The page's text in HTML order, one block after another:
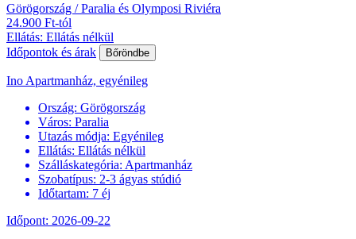
Görögország / Paralia és Olymposi Riviéra
24.900 Ft-tól
Ellátás: Ellátás nélkül
Időpontok és árak
Bőröndbe
Ino Apartmanház, egyénileg
Ország: Görögország
Város: Paralia
Utazás módja: Egyénileg
Ellátás: Ellátás nélkül
Szálláskategória: Apartmanház
Szobatípus: 2-3 ágyas stúdió
Időtartam: 7 éj
Időpont: 2026-09-22